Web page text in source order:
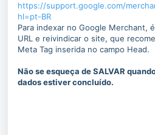
https://support.google.com/
hl=pt-BR
Para indexar no Google Merchant,
URL e reivindicar o site, que
Meta Tag inserida no campo Head.
Não se esqueça de SALVAR
dados estiver concluído.